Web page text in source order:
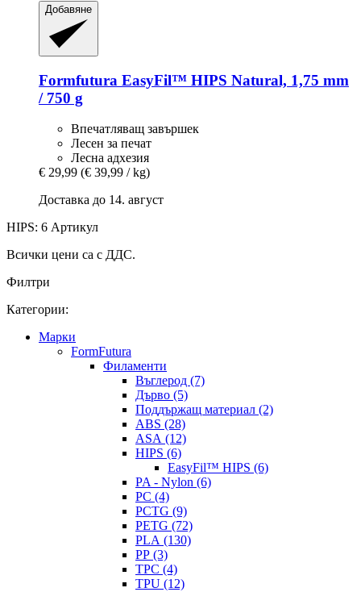
Добавяне
Formfutura EasyFil™ HIPS Natural, 1,75 mm
/ 750 g
Впечатляващ завършек
Лесен за печат
Лесна адхезия
€ 29,99 (€ 39,99 / kg)
Доставка до 14. август
HIPS: 6 Артикул
Всички цени са с ДДС.
Филтри
Категории:
Mарки
FormFutura
Филаменти
Въглерод (7)
Дърво (5)
Поддържащ материал (2)
ABS (28)
ASA (12)
HIPS (6)
EasyFil™ HIPS (6)
PA - Nylon (6)
PC (4)
PCTG (9)
PETG (72)
PLA (130)
PP (3)
TPC (4)
TPU (12)